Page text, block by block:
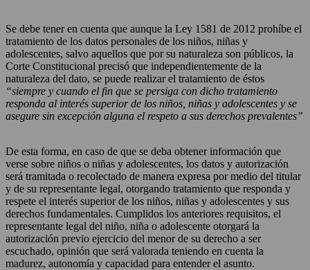
Se debe tener en cuenta que aunque la Ley 1581 de 2012 prohíbe el
tratamiento de los datos personales de los niños, niñas y
adolescentes, salvo aquellos que por su naturaleza son públicos, la
Corte Constitucional precisó que independientemente de la
naturaleza del dato, se puede realizar el tratamiento de éstos
“siempre y cuando el fin que se persiga con dicho tratamiento
responda al interés superior de los niños, niñas y adolescentes y se
asegure sin excepción alguna el respeto a sus derechos prevalentes”
De esta forma, en caso de que se deba obtener información que
verse sobre niños o niñas y adolescentes, los datos y autorización
será tramitada o recolectado de manera expresa por medio del titular
y de su representante legal, otorgando tratamiento que responda y
respete el interés superior de los niños, niñas y adolescentes y sus
derechos fundamentales. Cumplidos los anteriores requisitos, el
representante legal del niño, niña o adolescente otorgará la
autorización previo ejercicio del menor de su derecho a ser
escuchado, opinión que será valorada teniendo en cuenta la
madurez, autonomía y capacidad para entender el asunto.